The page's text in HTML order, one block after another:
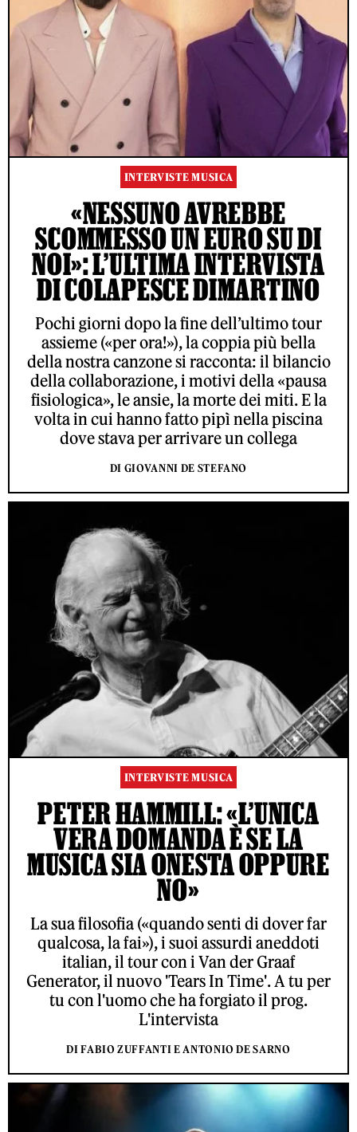
INTERVISTE MUSICA
«NESSUNO AVREBBE
SCOMMESSO UN EURO SU DI
NOI»: L’ULTIMA INTERVISTA
DI COLAPESCE DIMARTINO
Pochi giorni dopo la fine dell’ultimo tour
assieme («per ora!»), la coppia più bella
della nostra canzone si racconta: il bilancio
della collaborazione, i motivi della «pausa
fisiologica», le ansie, la morte dei miti. E la
volta in cui hanno fatto pipì nella piscina
dove stava per arrivare un collega
DI GIOVANNI DE STEFANO
INTERVISTE MUSICA
PETER HAMMILL: «L’UNICA
VERA DOMANDA È SE LA
MUSICA SIA ONESTA OPPURE
NO»
La sua filosofia («quando senti di dover far
qualcosa, la fai»), i suoi assurdi aneddoti
italian, il tour con i Van der Graaf
Generator, il nuovo 'Tears In Time'. A tu per
tu con l'uomo che ha forgiato il prog.
L'intervista
DI FABIO ZUFFANTI E ANTONIO DE SARNO